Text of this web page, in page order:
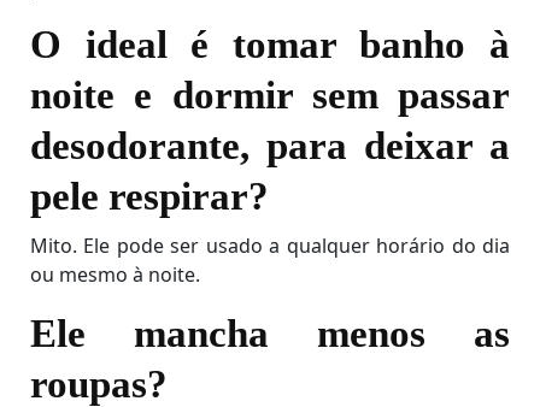
O ideal é tomar banho à
noite e dormir sem passar
desodorante, para deixar a
pele respirar?
Mito. Ele pode ser usado a qualquer horário do dia
ou mesmo à noite.
Ele mancha menos as
roupas?